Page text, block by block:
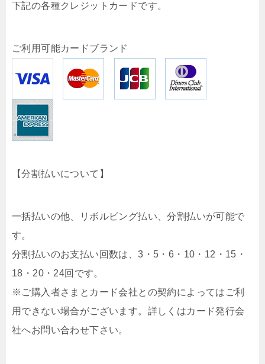
下記の各種クレジットカードです。
ご利用可能カードブランド
【分割払いについて】
一括払いの他、リボルビング払い、分割払いが可能で
す。
分割払いのお支払い回数は、3・5・6・10・12・15・
18・20・24回です。
※ご購入者さまとカード会社との契約によってはご利
用できない場合がございます。詳しくはカード発行会
社へお問い合わせ下さい。